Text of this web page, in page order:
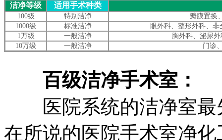
洁净等级 适用手术种类
100级 特别洁净
瓣膜置换
1000级
标准洁净
眼外科、整形外科、
1万级
一般洁净
胸外科、泌尿
10万级
一般洁净 门诊
百级洁净手术室：
医院系统的洁净室最
在所说的医院手术室净